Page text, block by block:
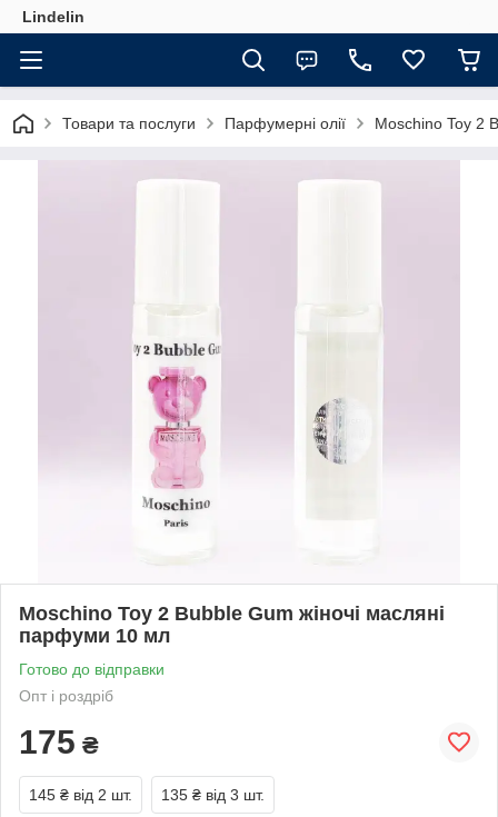
Lindelin
Товари та послуги Парфумерні олії Moschino Toy 2
Moschino Toy 2 Bubble Gum жіночі масляні
парфуми 10 мл
Готово до відправки
Опт і роздріб
175 ₴
145 ₴ від 2 шт. 135 ₴ від 3 шт.